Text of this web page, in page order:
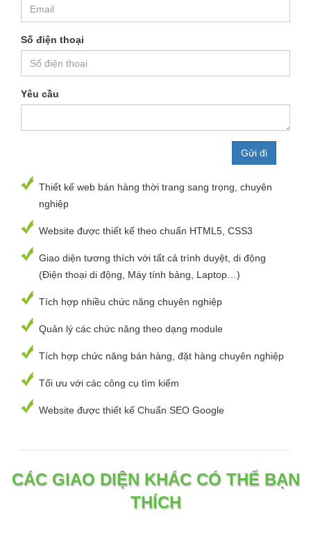
Số điện thoại
Yêu cầu
Thiết kế web bán hàng thời trang sang trọng, chuyên
nghiệp
Website được thiết kế theo chuẩn HTML5, CSS3
Giao diện tương thích với tất cả trình duyệt, di động
(Điện thoại di động, Máy tính bảng, Laptop…)
Tích hợp nhiều chức năng chuyên nghiệp
Quản lý các chức năng theo dạng module
Tích hợp chức năng bán hàng, đặt hàng chuyên nghiệp
Tối ưu với các công cụ tìm kiếm
Website được thiết kế Chuẩn SEO Google
CÁC GIAO DIỆN KHÁC CÓ THỂ BẠN
THÍCH